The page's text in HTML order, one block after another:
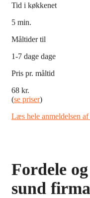
Tid i køkkenet
5 min.
Måltider til
1-7 dage dage
Pris pr. måltid
68 kr.
(se priser)
Læs hele anmeldelsen
Fordele
sund